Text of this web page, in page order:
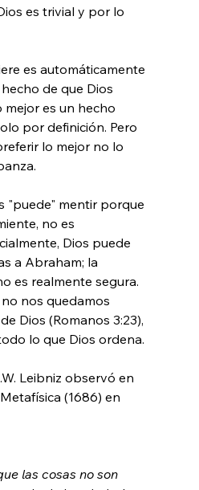
es trivial y por lo
es automáticamente
de que Dios
es un hecho
por definición. Pero
lo mejor no lo
"puede" mentir porque
no es
Dios puede
a Abraham; la
es realmente segura.
nos quedamos
Dios (Romanos 3:23),
lo que Dios ordena.
Leibniz observó en
(1686) en
las cosas no son